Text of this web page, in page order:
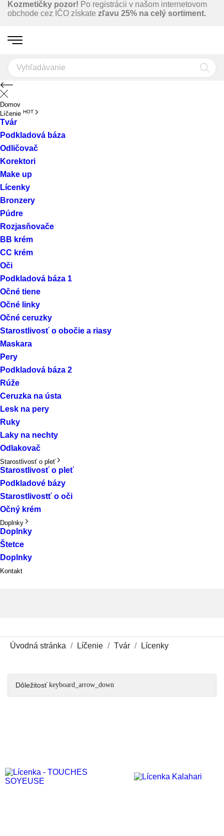
Kozmetičky pozor! Po registrácii v našom internetovom
obchode cez IČO získate zľavu 25% na celý sortiment.
Domov
Líčenie HOT
Tvár
Podkladová báza
Odličovač
Korektori
Make up
Lícenky
Bronzery
Púdre
Rozjasňovače
BB krém
CC krém
Oči
Podkladová báza 1
Očné tiene
Očné linky
Očné ceruzky
Starostlivosť o obočie a riasy
Maskara
Pery
Podkladová báza 2
Rúže
Ceruzka na ústa
Lesk na pery
Ruky
Laky na nechty
Odlakovač
Starostlivosť o pleť
Starostlivosť o pleť
Podkladové bázy
Starostlivostť o oči
Očný krém
Doplnky
Doplnky
Štetce
Doplnky
Kontakt
Úvodná stránka Líčenie Tvár Lícenky
Dôležitosť keyboard_arrow_down